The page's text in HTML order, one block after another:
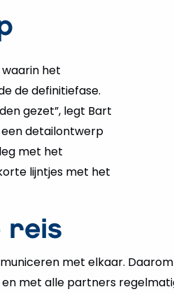
het
de definitiefase.
gezet”, legt Bart
een detailontwerp
met het
lijntjes met het
reis
met elkaar.
en met alle partners